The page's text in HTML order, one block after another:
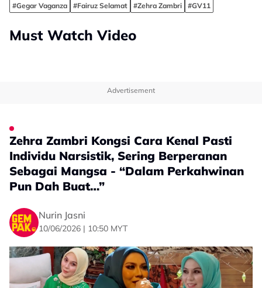
#Gegar Vaganza #Fairuz Selamat #Zehra Zambri #GV11
Must Watch Video
Advertisement
Zehra Zambri Kongsi Cara Kenal Pasti
Individu Narsistik, Sering Berperanan
Sebagai Mangsa - “Dalam Perkahwinan
Pun Dah Buat…”
Nurin Jasni
10/06/2026 | 10:50 MYT